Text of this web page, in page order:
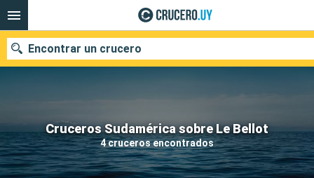
Cruceros Sudamérica sobre Le Bellot
4 cruceros encontrados
Encontrar un crucero
Nuestros destinos
Fecha de salida